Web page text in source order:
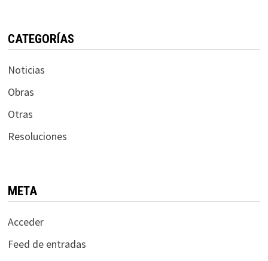
CATEGORÍAS
Noticias
Obras
Otras
Resoluciones
META
Acceder
Feed de entradas